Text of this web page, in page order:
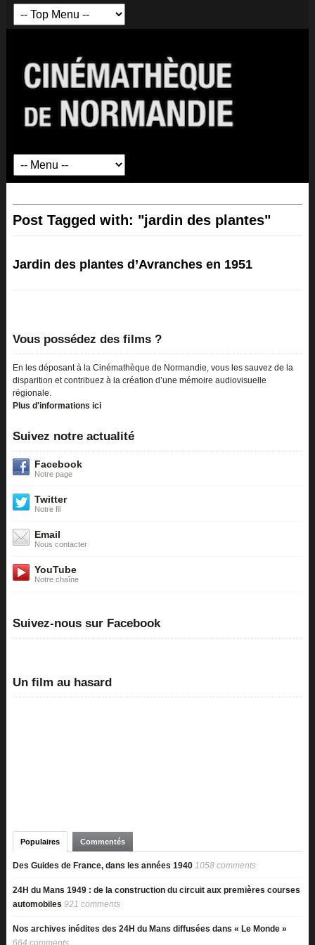
Post Tagged with: "jardin des plantes"
Jardin des plantes d’Avranches en 1951
Vous possédez des films ?
En les déposant à la Cinémathèque de Normandie, vous les sauvez de la
disparition et contribuez à la création d’une mémoire audiovisuelle
régionale.
Plus d'informations ici
Suivez notre actualité
Facebook
Notre page
Twitter
Notre fil
Email
Nous contacter
YouTube
Notre chaîne
Suivez-nous sur Facebook
Un film au hasard
Populaires Commentés
Des Guides de France, dans les années 1940 1058 comments
24H du Mans 1949 : de la construction du circuit aux premières courses
automobiles 921 comments
Nos archives inédites des 24H du Mans diffusées dans « Le Monde »
664 comments